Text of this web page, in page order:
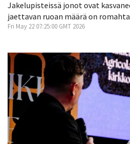
Jakelupisteissä jonot ovat
jaettavan ruoan määrä on
Fri May 22 07:25:00 GMT 2026